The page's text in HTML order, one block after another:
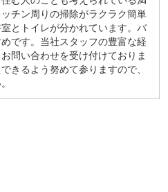
チン周りの掃除がラクラク簡単
とトイレが分かれています。バ
です。当社スタッフの豊富な経
問い合わせを受け付けておりま
きるよう努めて参りますので、